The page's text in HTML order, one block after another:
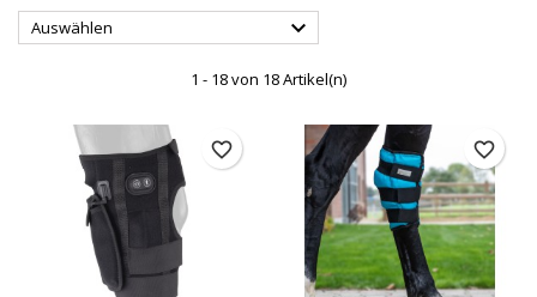
Auswählen 
1 - 18 von 18 Artikel(n)
favorite_border favorite_border